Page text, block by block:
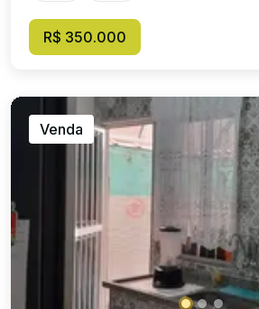
R$ 350.000
Venda